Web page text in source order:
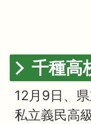
千種高
12月9日、
私立義民高